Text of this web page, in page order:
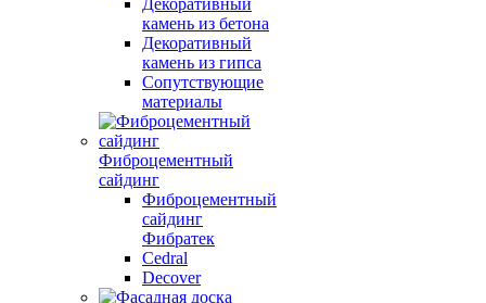
Декоративный
камень из бетона
Декоративный
камень из гипса
Сопутствующие
материалы
Фиброцементный
сайдинг
Фиброцементный
сайдинг
Фибратек
Cedral
Decover